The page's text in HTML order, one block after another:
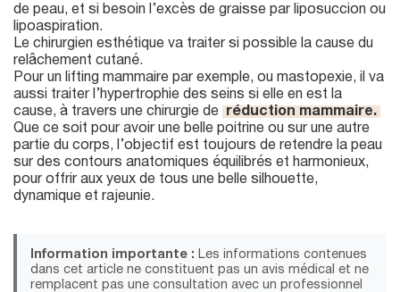
de peau, et si besoin l’excès de graisse par liposuccion ou
lipoaspiration.
Le chirurgien esthétique va traiter si possible la cause du
relâchement cutané.
Pour un lifting mammaire par exemple, ou mastopexie, il va
aussi traiter l’hypertrophie des seins si elle en est la
cause, à travers une chirurgie de
réduction mammaire.
Que ce soit pour avoir une belle poitrine ou sur une autre
partie du corps, l’objectif est toujours de retendre la peau
sur des contours anatomiques équilibrés et harmonieux,
pour offrir aux yeux de tous une belle silhouette,
dynamique et rajeunie.
Information importante : Les informations contenues
dans cet article ne constituent pas un avis médical et ne
remplacent pas une consultation avec un professionnel